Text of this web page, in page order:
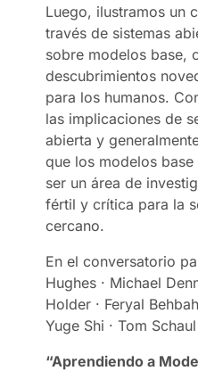
Luego, ilustramos un
través de sistemas
sobre modelos base,
descubrimientos
para los humanos.
las implicaciones de
abierta y
que los modelos
ser un área de
fértil y crítica para la
cercano.
En el conversatorio
Hughes · Michael
Holder · Feryal
Yuge Shi · Tom
“Aprendiendo a